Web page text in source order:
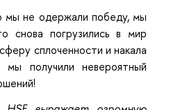
мы не одержали победу, мы
снова погрузились в мир
сплоченности и накала
получили невероятный